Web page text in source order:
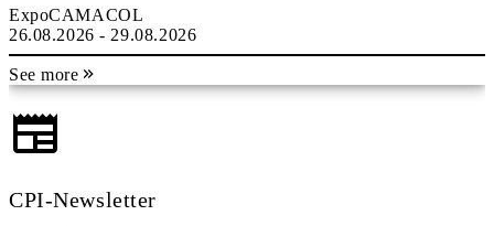
ExpoCAMACOL
26.08.2026 - 29.08.2026
See more
CPI-Newsletter